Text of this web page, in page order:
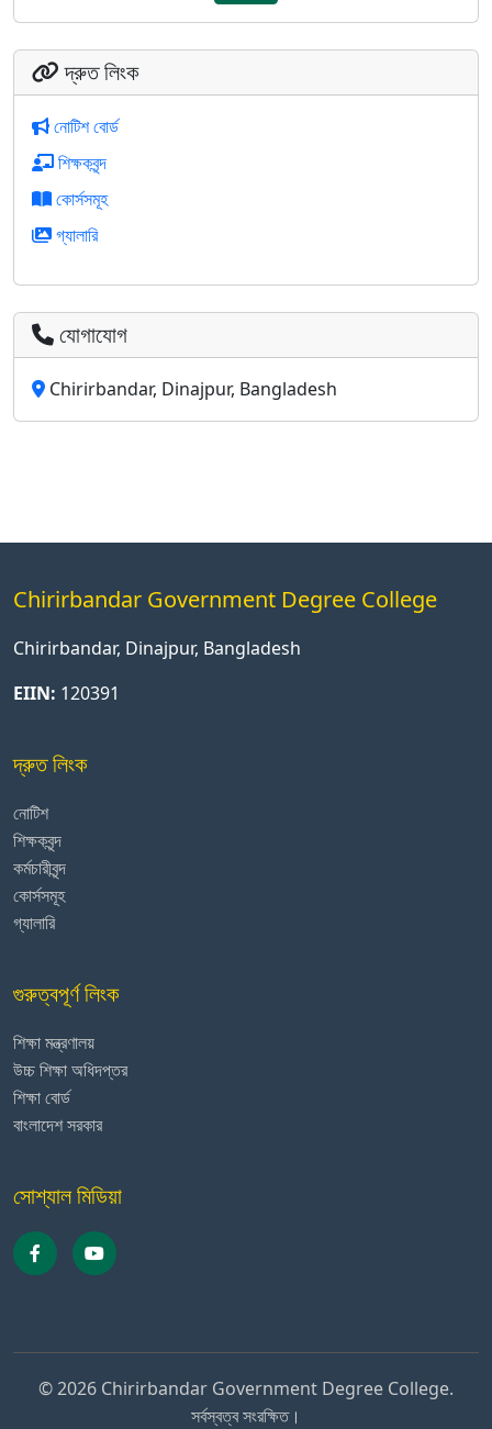
দ্রুত লিংক
নোটিশ বোর্ড
শিক্ষকবৃন্দ
কোর্সসমূহ
গ্যালারি
যোগাযোগ
Chirirbandar, Dinajpur, Bangladesh
Chirirbandar Government Degree College
Chirirbandar, Dinajpur, Bangladesh
EIIN: 120391
দ্রুত লিংক
নোটিশ
শিক্ষকবৃন্দ
কর্মচারীবৃন্দ
কোর্সসমূহ
গ্যালারি
গুরুত্বপূর্ণ লিংক
শিক্ষা মন্ত্রণালয়
উচ্চ শিক্ষা অধিদপ্তর
শিক্ষা বোর্ড
বাংলাদেশ সরকার
সোশ্যাল মিডিয়া
© 2026 Chirirbandar Government Degree College.
সর্বস্বত্ব সংরক্ষিত।